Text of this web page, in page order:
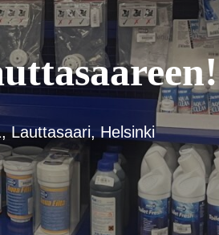
Lauttasaari, Helsinki